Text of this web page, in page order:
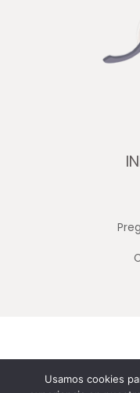
Usamos cookies